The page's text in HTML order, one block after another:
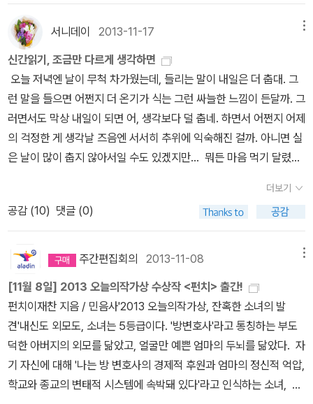
얻을 수 있으며, 여러가지 중에서 우리가 그것을 선택할 가능성과 그
이유, 또는 그러한 선택이 실은 내가 알고 있던 것과는 약간 다를 수
있다는 내용이 많다고 해야 할 것 같다. 독일에서 최근에 나온 경제도
서인데, 2013년에 독일에서 호평받은 책인 듯 싶어서 읽기 시작했지
만, 경제학 외에도 심리학이나 역사적 사실을 비롯해서 신문에서 보
았을 상식적인 내용 이나 유명인 사례 등 여러가지 다른 분야에 해당
될 만한 것도 많았다. 예를 들자면, 셜록 홈즈가 나오는 <빨간머리연
맹>도 잠시 예시로 활용되기도 하는 등 이 책의 예시는 다양하다. 그
러한 점은 책 소개에도 있어서 어느 정도 알고 읽기 시작했지만, 그래
도 경제학 책이니까 도표가 많고 복잡할 거라고 생각했는데, 그런 책
은 아니었다. 그럴듯 해서 투자했지만, 결과는 다르게 나올 경우. 수
이 하게 되는 선택. 말 그대로 약간의 차이인데도 결과는 달라지는 것
들은 이 책 처음부터 계속된다. 하나 하나는 큰 차이가 없지만, 그것이
모이면 눈에 확 들어오는 차이가 되는 것처럼, 그럴 듯 해 보여서 했던
투자가 실패하는 데는 여러 가지가 있다는 설명이 많았다. 그렇다고
반드시 투자의 실패에 초점을 맞춘 건 아니고, 나이와 경제상황에 맞
는 투자를 하기 위해 생각해보면 좋을 것들을 설명하고 있으니, 투자
그 자체를 부정적으로 보는 건 아닐 듯 하다. 수익률이 높은 투자는
서니데이 2013-11-17
신간읽기, 조금만 다르게 생각하면
오늘 저녁엔 날이 무척 차가웠는데, 들리는 말이 내일은 더 춥대. 그
런 말을 들으면 어쩐지 더 온기가 식는 그런 싸늘한 느낌이 든달까. 그
러면서도 막상 내일이 되면 어, 생각보다 덜 춥네. 하면서 어쩐지 어제
의 걱정한 게 생각날 즈음엔 서서히 추위에 익숙해진 걸까. 아니면 실
은 날이 많이 춥지 않아서일 수도 있겠지만... 뭐든 마음 먹기 달렸다
더운데 더운 건, 그냥 그런 거죠. 복잡하게 생각하지 않아도 될 것들도
많지만, 그럼에도 굳이 이쪽과 저쪽을 오가는 이런 생각을 하는 건, 그
다지 실용적이지는 않은, 그냥 어느 순간에 하고 있는 것일 지도 모르
겠습니다. 오늘 페이퍼를 쓰다가 이런저런 생각이 나서, 별 도움되지
겠군요. --------------------------- 1. 도미니크 로로의 심
플한 정리법2. 부자들의 생각법3. 울림4. 감정은 습관이다. 1. 도미
니크 로로의 심플한 정리법 --이 책의 부제는 '세계적 베스트셀러 <
심플하게 산다>의 실천편'이고, <심플하게 산다>라는 건 오른쪽 표
지의 이 책입니다. 표지 자체도 흰 색이 많아서 단순해보입니다. 지
난 번 <심플하게 산다>에서는 삶을 물건, 몸, 마음의 세 가지로 크게
더보기
공감 (10) 댓글 (0)
주간편집회의 2013-11-08
[11월 8일] 2013 오늘의작가상 수상작 <펀치> 출간!
펀치이재찬 지음 / 민음사'2013 오늘의작가상, 잔혹한 소녀의 발
견'내신도 외모도, 소녀는 5등급이다. '방변호사'라고 통칭하는 부도
덕한 아버지의 외모를 닮았고, 얼굴만 예쁜 엄마의 두뇌를 닮았다. 자
기 자신에 대해 '나는 방 변호사의 경제적 후원과 엄마의 정신적 억압,
학교와 종교의 변태적 시스템에 속박돼 있다'라고 인식하는 소녀, 탈